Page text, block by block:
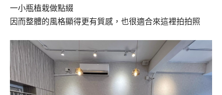
一小瓶植栽做點綴
因而整體的風格顯得更有質感，也很適合來這裡拍拍照